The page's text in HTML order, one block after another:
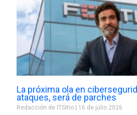
La próxima ola en
ataques, será de parches
Redacción de ITSitio 16 de julio 2026